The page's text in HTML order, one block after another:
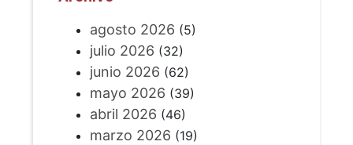
agosto 2026 (5)
julio 2026 (32)
junio 2026 (62)
mayo 2026 (39)
abril 2026 (46)
marzo 2026 (19)